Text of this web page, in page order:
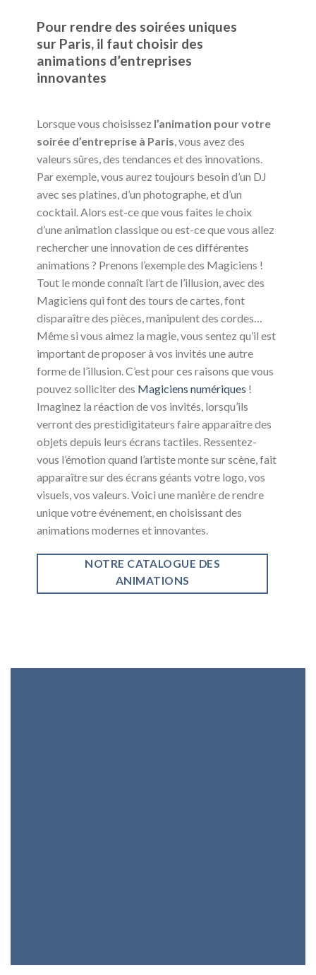
Pour rendre des soirées uniques
sur Paris, il faut choisir des
animations d’entreprises
innovantes
Lorsque vous choisissez l’animation pour votre
soirée d’entreprise à Paris, vous avez des
valeurs sûres, des tendances et des innovations.
Par exemple, vous aurez toujours besoin d’un DJ
avec ses platines, d’un photographe, et d’un
cocktail. Alors est-ce que vous faites le choix
d’une animation classique ou est-ce que vous allez
rechercher une innovation de ces différentes
animations ? Prenons l’exemple des Magiciens !
Tout le monde connaît l’art de l’illusion, avec des
Magiciens qui font des tours de cartes, font
disparaître des pièces, manipulent des cordes…
Même si vous aimez la magie, vous sentez qu’il est
important de proposer à vos invités une autre
forme de l’illusion. C’est pour ces raisons que vous
pouvez solliciter des Magiciens numériques !
Imaginez la réaction de vos invités, lorsqu’ils
verront des prestidigitateurs faire apparaître des
objets depuis leurs écrans tactiles. Ressentez-
vous l’émotion quand l’artiste monte sur scène, fait
apparaître sur des écrans géants votre logo, vos
visuels, vos valeurs. Voici une manière de rendre
unique votre événement, en choisissant des
animations modernes et innovantes.
NOTRE CATALOGUE DES
ANIMATIONS